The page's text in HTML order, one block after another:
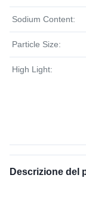
Sodium Content:
Particle Size:
High Light:
Descrizione del